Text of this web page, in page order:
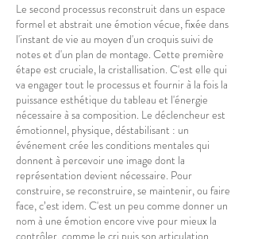
Le second processus reconstruit dans un espace
formel et abstrait une émotion vécue, fixée dans
l'instant de vie au moyen d'un croquis suivi de
notes et d'un plan de montage. Cette première
étape est cruciale, la cristallisation. C'est elle qui
va engager tout le processus et fournir à la fois la
puissance esthétique du tableau et l'énergie
nécessaire à sa composition. Le déclencheur est
émotionnel, physique, déstabilisant : un
événement crée les conditions mentales qui
donnent à percevoir une image dont la
représentation devient nécessaire. Pour
construire, se reconstruire, se maintenir, ou faire
face, c’est idem. C'est un peu comme donner un
nom à une émotion encore vive pour mieux la
contrôler, comme le cri puis son articulation